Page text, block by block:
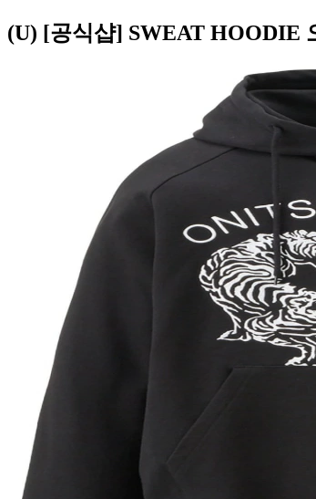
(U) [공식샵] SWEAT HOODIE